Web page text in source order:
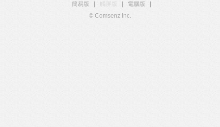
簡易版
觸屏版 電腦版
© Comsenz Inc.